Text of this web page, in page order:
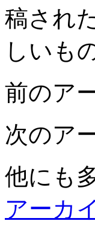
稿され
しいも
前のア
次のア
他にも
アーカ